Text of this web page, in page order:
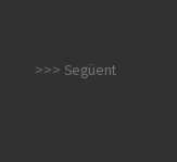
>>> Següent